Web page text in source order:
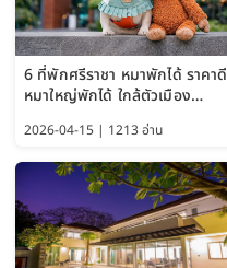
6 ที่พักศรีราชา หมาพักได้ ราคาดี
หมาใหญ่พักได้ ใกล้ตัวเมือง
2026-04-15 | 1213 อ่าน